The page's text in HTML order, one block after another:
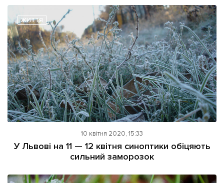
ЖИТТЯ
10 квітня 2020, 15:33
У Львові на 11 — 12 квітня синоптики обіцяють
сильний заморозок